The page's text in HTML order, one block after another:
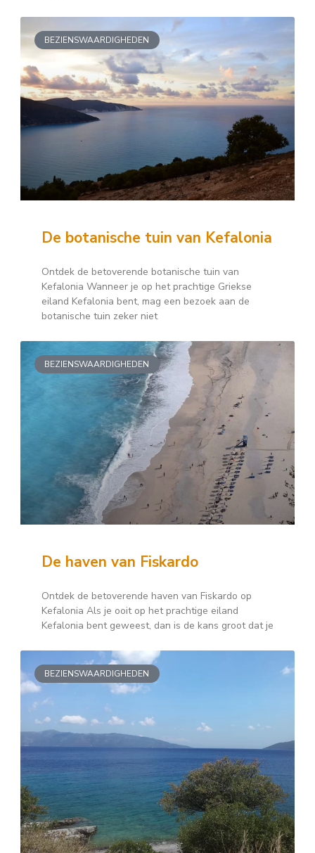
BEZIENSWAARDIGHEDEN
De botanische tuin van Kefalonia
Ontdek de betoverende botanische tuin van
Kefalonia Wanneer je op het prachtige Griekse
eiland Kefalonia bent, mag een bezoek aan de
botanische tuin zeker niet
BEZIENSWAARDIGHEDEN
De haven van Fiskardo
Ontdek de betoverende haven van Fiskardo op
Kefalonia Als je ooit op het prachtige eiland
Kefalonia bent geweest, dan is de kans groot dat je
BEZIENSWAARDIGHEDEN